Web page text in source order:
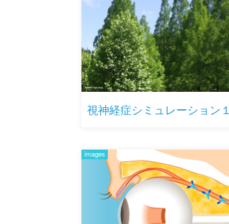
視神経症シミュレーション１
images